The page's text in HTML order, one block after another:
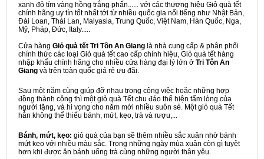
xanh đỏ tím vàng hồng trắng phấn...... với các thương hiệu Giỏ quà tết
chính hãng uy tín tốt nhất tới từ nhiều quốc gia nổi tiếng như Nhật Bản,
Đài Loan, Thái Lan, Malyasia, Trung Quốc, Việt Nam, Hàn Quốc, Nga,
Mỹ, Pháp, Đức, Italy.....
Cửa hàng Giỏ quà tết Tri Tôn An Giang là nhà cung cấp & phân phối
chính thức các loại Giỏ quà tết cao cấp chính hiệu, Giỏ quà tết hàng
nhập khẩu chính hãng cho nhiều cửa hàng đại lý lớn ở Tri Tôn An
Giang và trên toàn quốc giá rẻ ưu đãi.
Sau một năm cùng giúp đỡ nhau trong công việc hoặc những hợp
đồng thành công thì một giỏ quà Tết chu đáo thể hiện tấm lòng của
người tặng, và hi vọng cho năm mới nhiều suôn sẻ. Một giỏ quà Tết
hẳn không thể thiếu bánh, mứt, kẹo, trà và rượu,...
Bánh, mứt, kẹo: giỏ quà của bạn sẽ thêm nhiều sắc xuân nhờ bánh
mứt kẹo với nhiều màu sắc. Trong những ngày mùa xuân còn gì tuyệt
hơn khi được ăn bánh uống trà cùng những người thân yêu.